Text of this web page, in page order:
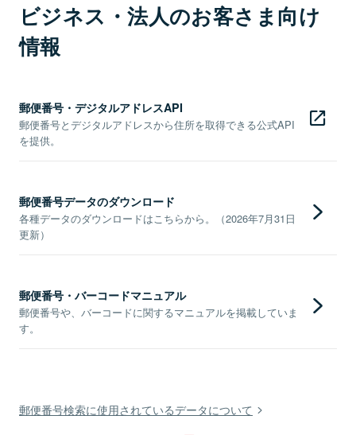
ビジネス・法人のお客さま向け
情報
郵便番号・デジタルアドレスAPI
郵便番号とデジタルアドレスから住所を取得できる公式API
を提供。
郵便番号データのダウンロード
各種データのダウンロードはこちらから。（2026年7月31日
更新）
郵便番号・バーコードマニュアル
郵便番号や、バーコードに関するマニュアルを掲載していま
す。
郵便番号検索に使用されているデータについて